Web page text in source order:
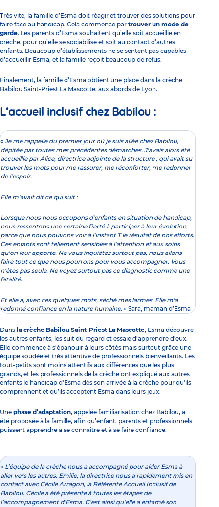
Très vite, la famille d’Esma doit réagir et trouver des solutions pour
faire face au handicap. Cela commence par trouver un mode de
garde. Les parents d’Esma souhaitent qu’elle soit accueillie en
crèche, pour qu’elle se sociabilise et soit au contact d’autres
enfants. Beaucoup d’établissements ne se sentent pas capables
d’accueillir Esma, et la famille reçoit beaucoup de refus.
Finalement, la famille d’Esma obtient une place dans la crèche
Babilou Saint-Priest La Mascotte, aux abords de Lyon.
L’accueil inclusif chez Babilou :
« Je me rappelle du premier jour où je suis allée chez Babilou,
dépitée par toutes mes précédentes démarches. J'avais alors été
accueillie par Alice, directrice adjointe de la structure ; qui avait su
trouver les mots pour me rassurer, me réconforter, me redonner
de l'espoir.
Elle m'avait dit ce qui suit :
Lorsque nous nous occupons d'enfants en situation de handicap,
nous ressentons une certaine fierté à participer à leur évolution,
parce que nous pouvons voir à l'instant T le résultat de nos efforts.
Ces enfants sont tellement sensibles à l'attention et aux soins
qu'on leur apporte. Ne vous inquiétez surtout pas, nous allons
faire tout ce que nous pourrons pour vous accompagner. Vous
n'êtes pas seule. Ne voyez surtout pas ce diagnostic comme une
fatalité.
Et elle a, avec ces quelques mots, séché mes larmes. Elle m'a
redonné confiance en la nature humaine. » Sara, maman d’Esma
Dans la crèche Babilou Saint-Priest La Mascotte, Esma découvre
les autres enfants, les suit du regard et essaie d’apprendre d’eux.
Elle commence à s’épanouir à leurs côtés mais surtout grâce une
équipe soudée et très attentive de professionnels bienveillants. Les
tout-petits sont moins attentifs aux différences que les plus
grands, et les professionnels de la crèche ont expliqué aux autres
enfants le handicap d'Esma dès son arrivée à la crèche pour qu'ils
comprennent et qu’ils acceptent Esma dans leurs jeux.
Une phase d’adaptation, appelée familiarisation chez Babilou, a
été proposée à la famille, afin qu’enfant, parents et professionnels
puissent apprendre à se connaître et à se faire confiance.
« L’équipe de la crèche nous a accompagné pour aider Esma à
aller vers les autres. Emilie, la directrice nous a rapidement mis en
contact avec Cécile Arragon, la Référente Accueil Inclusif de
Babilou. Cécile a été présente à toutes les étapes de
l’accompagnement d’Esma. C’est ainsi qu'elle a entamé son